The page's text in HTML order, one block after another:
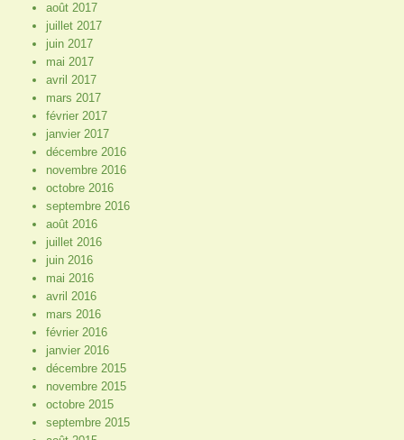
août 2017
juillet 2017
juin 2017
mai 2017
avril 2017
mars 2017
février 2017
janvier 2017
décembre 2016
novembre 2016
octobre 2016
septembre 2016
août 2016
juillet 2016
juin 2016
mai 2016
avril 2016
mars 2016
février 2016
janvier 2016
décembre 2015
novembre 2015
octobre 2015
septembre 2015